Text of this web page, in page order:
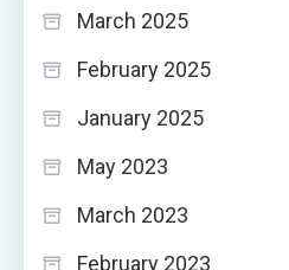
March 2025
February 2025
January 2025
May 2023
March 2023
February 2023